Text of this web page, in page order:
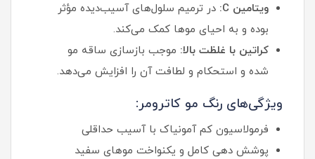
ویتامین C:
در ترمیم سلول‌های آسیب‌دیده مؤثر
بوده و به احیای موها کمک می‌کند.
کراتین با غلظت بالا: موجب بازسازی ساقه مو
شده و استحکام و لطافت آن را افزایش می‌دهد.
ویژگی‌های رنگ مو کاترومر:
فرمولاسیون کم‌ آمونیاک با آسیب حداقلی
پوشش‌ دهی کامل و یکنواخت موهای سفید